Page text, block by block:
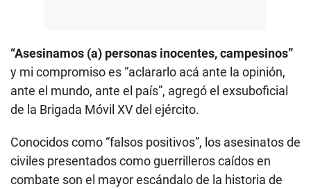
“Asesinamos (a) personas inocentes, campesinos”
y mi compromiso es “aclararlo acá ante la opinión,
ante el mundo, ante el país”, agregó el exsuboficial
de la Brigada Móvil XV del ejército.
Conocidos como “falsos positivos”, los asesinatos de
civiles presentados como guerrilleros caídos en
combate son el mayor escándalo de la historia de